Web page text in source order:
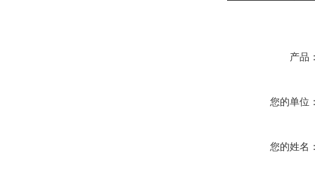
产品
您的单位
您的姓名